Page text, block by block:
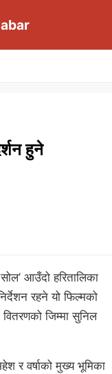
हुने
आउँदो हरितालिका
रहने यो फिल्मको
जिम्मा सुनिल
र वर्षाको मुख्य भूमिका